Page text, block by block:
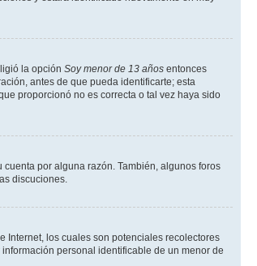
la opción Soy menor de 13 años entonces
antes de que pueda identificarte; esta
proporcionó no es correcta o tal vez haya sido
por alguna razón. También, algunos foros
discuciones.
Internet, los cuales son potenciales recolectores
personal identificable de un menor de